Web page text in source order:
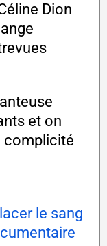
Dion
et on
complicité
le sang